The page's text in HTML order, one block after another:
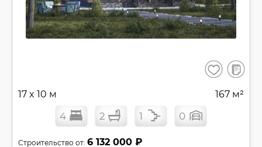
Сохранить
В
17 x 10 м 167 м²
4 2 1 0
Строительство от: 6 132 000 ₽